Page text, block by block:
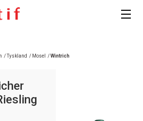
/Tyskland / Mosel /Wintrich